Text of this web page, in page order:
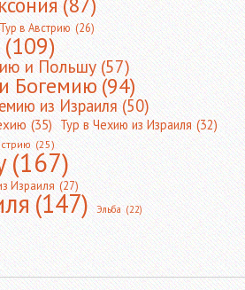
Тур в Австрию (26)
(109)
и Польшу (57)
Богемию(94)
из Израиля (50)
(35) Тур в Чехию из Израиля (32)
(25)
(167)
Израиля (27)
(147) Эльба (22)